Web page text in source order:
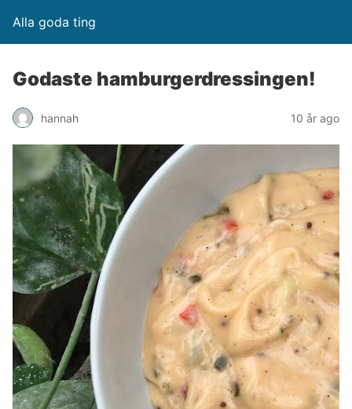
Alla goda ting
Godaste hamburgerdressingen!
hannah 10 år ago